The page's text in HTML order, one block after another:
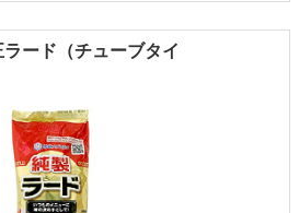
ード（チューブタイ